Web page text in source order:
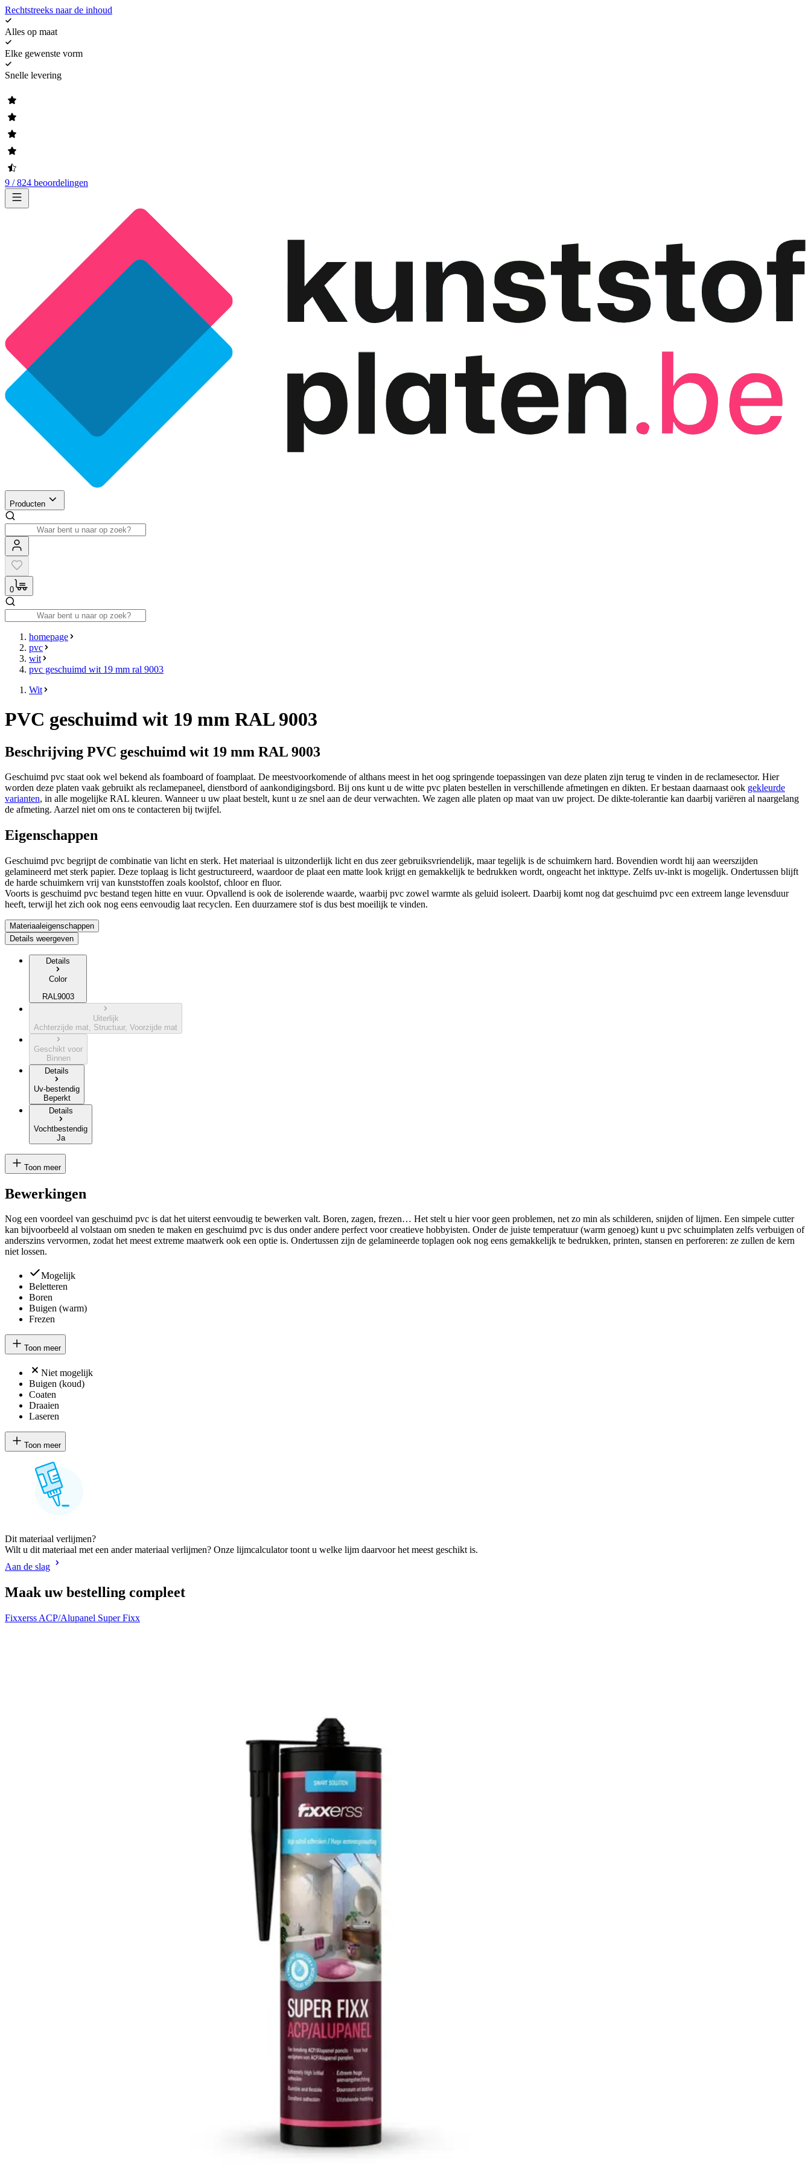
Rechtstreeks naar de inhoud
Alles op maat
Elke gewenste vorm
Snelle levering
9 / 824 beoordelingen
Producten
0
homepage
pvc
wit
pvc geschuimd wit 19 mm ral 9003
Wit
PVC geschuimd wit 19 mm RAL 9003
Beschrijving PVC geschuimd wit 19 mm RAL 9003
Geschuimd pvc staat ook wel bekend als foamboard of foamplaat. De meestvoorkomende of althans meest in het oog springende toepassingen van deze platen zijn terug te vinden in de reclamesector. Hier
worden deze platen vaak gebruikt als reclamepaneel, dienstbord of aankondigingsbord. Bij ons kunt u de witte pvc platen bestellen in verschillende afmetingen en dikten. Er bestaan daarnaast ook gekleurde
varianten, in alle mogelijke RAL kleuren. Wanneer u uw plaat bestelt, kunt u ze snel aan de deur verwachten. We zagen alle platen op maat van uw project. De dikte-tolerantie kan daarbij variëren al naargelang
de afmeting. Aarzel niet om ons te contacteren bij twijfel.
Eigenschappen
Geschuimd pvc begrijpt de combinatie van licht en sterk. Het materiaal is uitzonderlijk licht en dus zeer gebruiksvriendelijk, maar tegelijk is de schuimkern hard. Bovendien wordt hij aan weerszijden
gelamineerd met sterk papier. Deze toplaag is licht gestructureerd, waardoor de plaat een matte look krijgt en gemakkelijk te bedrukken wordt, ongeacht het inkttype. Zelfs uv-inkt is mogelijk. Ondertussen blijft
de harde schuimkern vrij van kunststoffen zoals koolstof, chloor en fluor.
Voorts is geschuimd pvc bestand tegen hitte en vuur. Opvallend is ook de isolerende waarde, waarbij pvc zowel warmte als geluid isoleert. Daarbij komt nog dat geschuimd pvc een extreem lange levensduur
heeft, terwijl het zich ook nog eens eenvoudig laat recyclen. Een duurzamere stof is dus best moeilijk te vinden.
Materiaaleigenschappen
Details weergeven
Details
Color
RAL9003
Uiterlijk
Achterzijde mat, Structuur, Voorzijde mat
Geschikt voor
Binnen
Details
Uv-bestendig
Beperkt
Details
Vochtbestendig
Ja
Toon meer
Bewerkingen
Nog een voordeel van geschuimd pvc is dat het uiterst eenvoudig te bewerken valt. Boren, zagen, frezen… Het stelt u hier voor geen problemen, net zo min als schilderen, snijden of lijmen. Een simpele cutter
kan bijvoorbeeld al volstaan om sneden te maken en geschuimd pvc is dus onder andere perfect voor creatieve hobbyisten. Onder de juiste temperatuur (warm genoeg) kunt u pvc schuimplaten zelfs verbuigen of
anderszins vervormen, zodat het meest extreme maatwerk ook een optie is. Ondertussen zijn de gelamineerde toplagen ook nog eens gemakkelijk te bedrukken, printen, stansen en perforeren: ze zullen de kern
niet lossen.
Mogelijk
Beletteren
Boren
Buigen (warm)
Frezen
Toon meer
Niet mogelijk
Buigen (koud)
Coaten
Draaien
Laseren
Toon meer
Dit materiaal verlijmen?
Wilt u dit materiaal met een ander materiaal verlijmen? Onze lijmcalculator toont u welke lijm daarvoor het meest geschikt is.
Aan de slag
Maak uw bestelling compleet
Fixxerss ACP/Alupanel Super Fixx